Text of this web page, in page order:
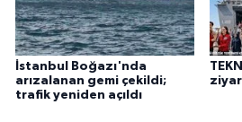
İstanbul Boğazı'nda
arızalanan gemi çekildi;
trafik yeniden açıldı